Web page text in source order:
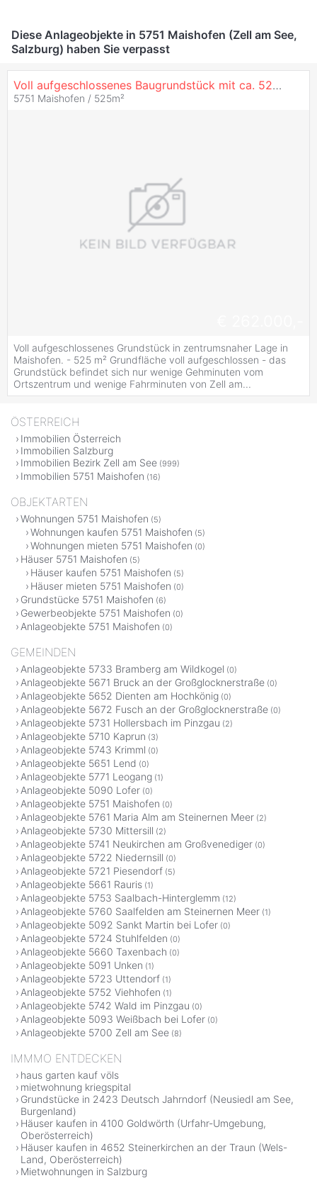
Diese Anlageobjekte in 5751 Maishofen (Zell am See,
Salzburg) haben Sie verpasst
Voll aufgeschlossenes Baugrundstück mit ca. 525 m² Grundfläche in Maishofen!
5751 Maishofen / 525m²
Voll aufgeschlossenes Grundstück in zentrumsnaher Lage in
Maishofen. - 525 m² Grundfläche voll aufgeschlossen - das
Grundstück befindet sich nur wenige Gehminuten vom
Ortszentrum und wenige Fahrminuten von Zell am...
ÖSTERREICH
Immobilien Österreich
Immobilien Salzburg
Immobilien Bezirk Zell am See (999)
Immobilien 5751 Maishofen (16)
OBJEKTARTEN
Wohnungen 5751 Maishofen (5)
Wohnungen kaufen 5751 Maishofen (5)
Wohnungen mieten 5751 Maishofen (0)
Häuser 5751 Maishofen (5)
Häuser kaufen 5751 Maishofen (5)
Häuser mieten 5751 Maishofen (0)
Grundstücke 5751 Maishofen (6)
Gewerbeobjekte 5751 Maishofen (0)
Anlageobjekte 5751 Maishofen (0)
GEMEINDEN
Anlageobjekte 5733 Bramberg am Wildkogel (0)
Anlageobjekte 5671 Bruck an der Großglocknerstraße (0)
Anlageobjekte 5652 Dienten am Hochkönig (0)
Anlageobjekte 5672 Fusch an der Großglocknerstraße (0)
Anlageobjekte 5731 Hollersbach im Pinzgau (2)
Anlageobjekte 5710 Kaprun (3)
Anlageobjekte 5743 Krimml (0)
Anlageobjekte 5651 Lend (0)
Anlageobjekte 5771 Leogang (1)
Anlageobjekte 5090 Lofer (0)
Anlageobjekte 5751 Maishofen (0)
Anlageobjekte 5761 Maria Alm am Steinernen Meer (2)
Anlageobjekte 5730 Mittersill (2)
Anlageobjekte 5741 Neukirchen am Großvenediger (0)
Anlageobjekte 5722 Niedernsill (0)
Anlageobjekte 5721 Piesendorf (5)
Anlageobjekte 5661 Rauris (1)
Anlageobjekte 5753 Saalbach-Hinterglemm (12)
Anlageobjekte 5760 Saalfelden am Steinernen Meer (1)
Anlageobjekte 5092 Sankt Martin bei Lofer (0)
Anlageobjekte 5724 Stuhlfelden (0)
Anlageobjekte 5660 Taxenbach (0)
Anlageobjekte 5091 Unken (1)
Anlageobjekte 5723 Uttendorf (1)
Anlageobjekte 5752 Viehhofen (1)
Anlageobjekte 5742 Wald im Pinzgau (0)
Anlageobjekte 5093 Weißbach bei Lofer (0)
Anlageobjekte 5700 Zell am See (8)
IMMMO ENTDECKEN
haus garten kauf völs
mietwohnung kriegspital
Grundstücke in 2423 Deutsch Jahrndorf (Neusiedl am See,
Burgenland)
Häuser kaufen in 4100 Goldwörth (Urfahr-Umgebung,
Oberösterreich)
Häuser kaufen in 4652 Steinerkirchen an der Traun (Wels-
Land, Oberösterreich)
Mietwohnungen in Salzburg